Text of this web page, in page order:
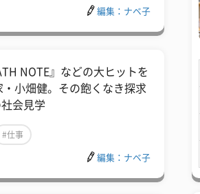
編集：ナベ子
NOTE』などの大ヒットを
小畑健。その飽くなき探求
会見学
#仕事
編集：ナベ子